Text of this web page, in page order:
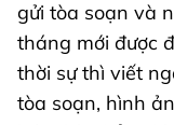
gửi tòa soạn và
tháng mới được
thời sự thì viết
tòa soạn, hình